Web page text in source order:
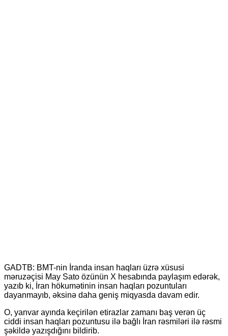
GADTB: BMT-nin İranda insan haqları üzrə xüsusi
məruzəçisi May Sato özünün X hesabında paylaşım edərək,
yazıb ki, İran hökumətinin insan haqları pozuntuları
dayanmayıb, əksinə daha geniş miqyasda davam edir.
O, yanvar ayında keçirilən etirazlar zamanı baş verən üç
ciddi insan haqları pozuntusu ilə bağlı İran rəsmiləri ilə rəsmi
şəkildə yazışdığını bildirib.